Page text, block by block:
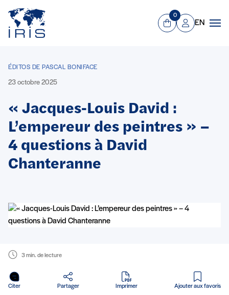
Aller au contenu principal
Panier
0
Mon compte
EN
ÉDITOS DE PASCAL BONIFACE
23 octobre 2025
« Jacques-Louis David :
L’empereur des peintres » –
4 questions à David
Chanteranne
3 min. de lecture
Citer Partager Imprimer
en PDF
Ajouter aux favoris